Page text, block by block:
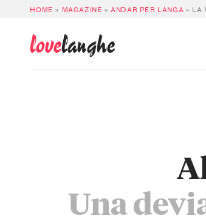
HOME » MAGAZINE »ANDAR PER LANGA » LA
lovelanghe
Una